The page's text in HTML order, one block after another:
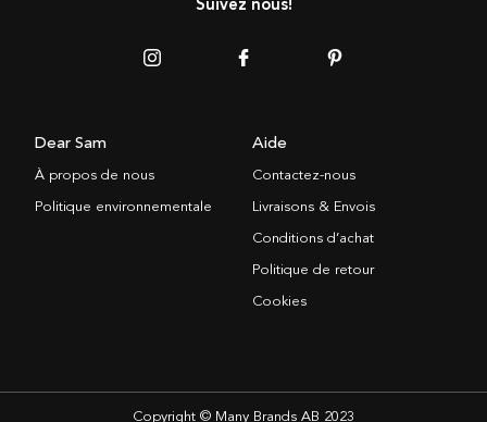
Suivez nous!
Dear Sam
À propos de nous
Politique environnementale
Aide
Contactez-nous
Livraisons & Envois
Conditions d’achat
Politique de retour
Cookies
Copyright © Many Brands AB 2023